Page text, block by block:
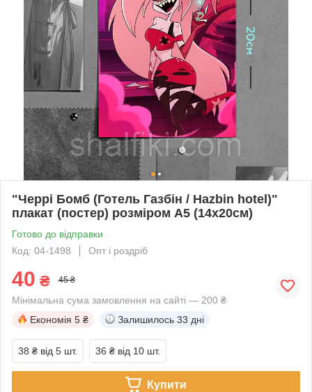
"Черрі Бомб (Готель Газбін / Hazbin hotel)"
плакат (постер) розміром А5 (14х20см)
Готово до відправки
Код: 04-1498
Опт і роздріб
40 ₴ 45 ₴
Мінімальна сума замовлення на сайті — 200 ₴
Економія 5 ₴ Залишилось 33 дні
38 ₴ від 5 шт. 36 ₴ від 10 шт.
Купити